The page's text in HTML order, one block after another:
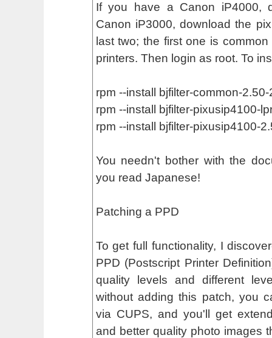
If you have a Canon iP4000,
Canon iP3000, download the
last two; the first one is
printers. Then login as root. To
rpm --install bjfilter-common-
rpm --install bjfilter-pixusip4100-
rpm --install bjfilter-pixusip4100-
You needn't bother with the
you read Japanese!
Patching a PPD
To get full functionality, I
PPD (Postscript Printer
quality levels and different
without adding this patch, you
via CUPS, and you'll get
and better quality photo images